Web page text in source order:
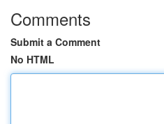
Comments
Submit a Comment
No HTML